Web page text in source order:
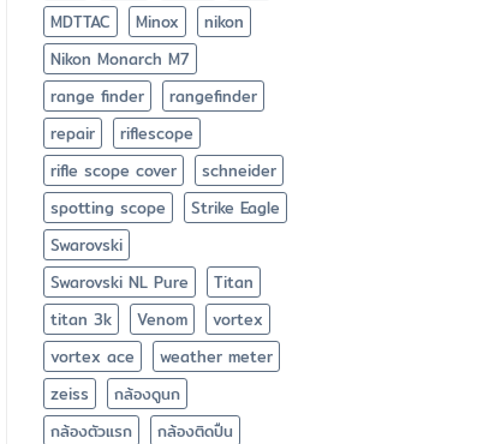
MDTTAC
Minox
nikon
Nikon Monarch M7
range finder
rangefinder
repair
riflescope
rifle scope cover
schneider
spotting scope
Strike Eagle
Swarovski
Swarovski NL Pure
Titan
titan 3k
Venom
vortex
vortex ace
weather meter
zeiss
กล้องดูนก
กล้องตัวแรก
กล้องติดปืน